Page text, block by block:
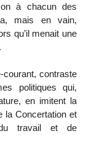
à chacun des
mais en vain,
qu’il menait une
courant, contraste
politiques qui,
en imitent la
la Concertation et
du travail et de